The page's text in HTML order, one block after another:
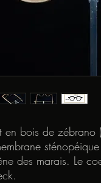
en bois de
des marais. Le